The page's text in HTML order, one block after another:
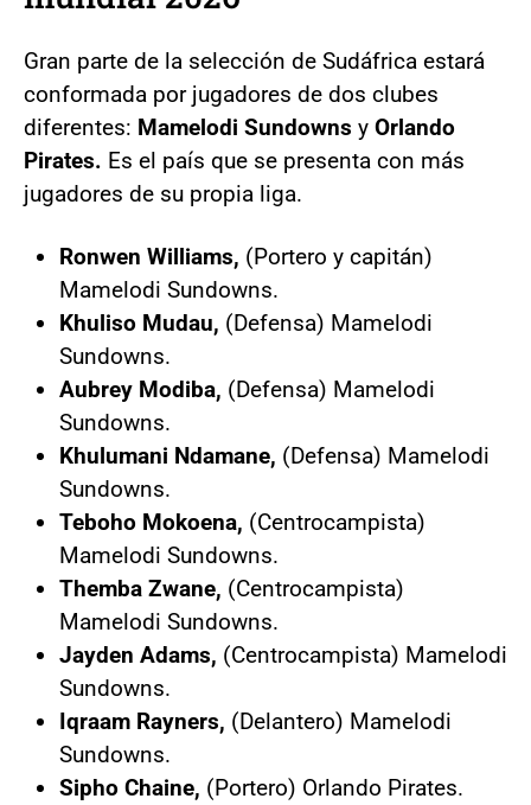
Gran parte de la selección de Sudáfrica estará
conformada por jugadores de dos clubes
diferentes: Mamelodi Sundowns y Orlando
Pirates. Es el país que se presenta con más
jugadores de su propia liga.
Ronwen Williams, (Portero y capitán)
Mamelodi Sundowns.
Khuliso Mudau, (Defensa) Mamelodi
Sundowns.
Aubrey Modiba, (Defensa) Mamelodi
Sundowns.
Khulumani Ndamane, (Defensa) Mamelodi
Sundowns.
Teboho Mokoena, (Centrocampista)
Mamelodi Sundowns.
Themba Zwane, (Centrocampista)
Mamelodi Sundowns.
Jayden Adams, (Centrocampista) Mamelodi
Sundowns.
Iqraam Rayners, (Delantero) Mamelodi
Sundowns.
Sipho Chaine, (Portero) Orlando Pirates.